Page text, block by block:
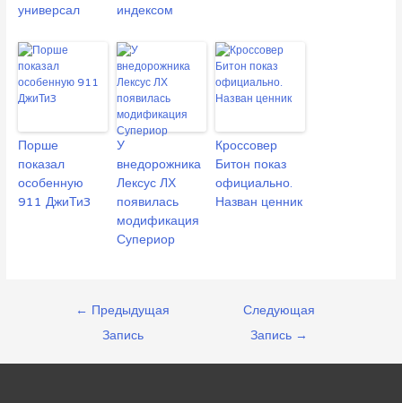
универсал
индексом
Порше
показал
особенную
911 ДжиТи3
У
внедорожника
Лексус ЛХ
появилась
модификация
Супериор
Кроссовер
Битон показ
официально.
Назван ценник
Навигация
записям
← Предыдущая
Запись
Следующая
Запись →